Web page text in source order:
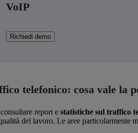
VoIP
Richiedi demo
telefonico: cosa vale la
report e statistiche sul traffico
del lavoro. Le aree particolarmente